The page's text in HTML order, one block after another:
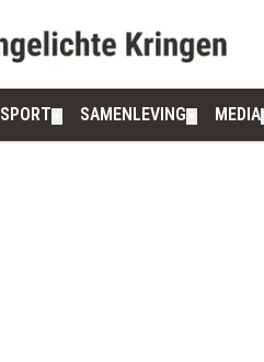
SPORT SAMENLEVING MEDIA